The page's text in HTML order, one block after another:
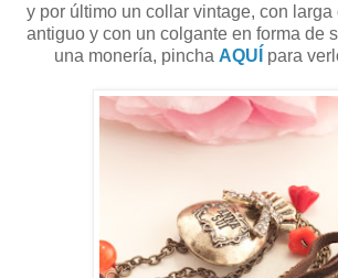
y por último un collar vintage, con
antiguo y con un colgante en forma de
una monería, pincha AQUÍ para